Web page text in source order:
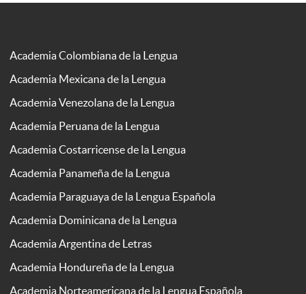
Academia Colombiana de la Lengua
Academia Mexicana de la Lengua
Academia Venezolana de la Lengua
Academia Peruana de la Lengua
Academia Costarricense de la Lengua
Academia Panameña de la Lengua
Academia Paraguaya de la Lengua Española
Academia Dominicana de la Lengua
Academia Argentina de Letras
Academia Hondureña de la Lengua
Academia Norteamericana de la Lengua Española